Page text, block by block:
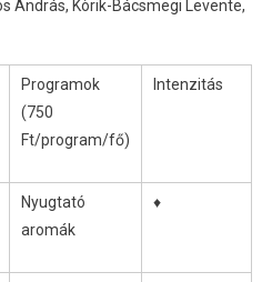
András, Kòrik-Bácsmegi Levente,
Programok
(750
Ft/program/fő)
Intenzitás
Nyugtató
aromák
♦